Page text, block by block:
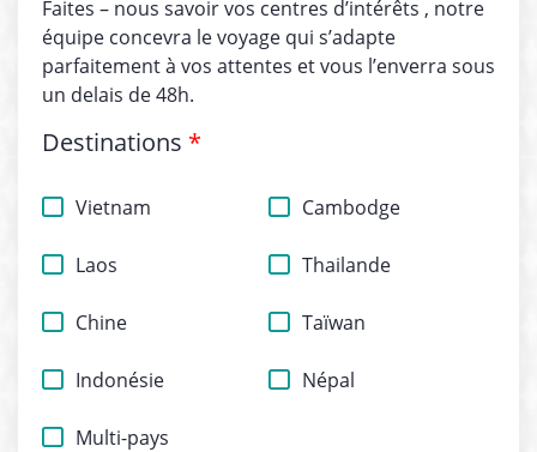
Faites – nous savoir vos centres d’intérêts , notre
équipe concevra le voyage qui s’adapte
parfaitement à vos attentes et vous l’enverra sous
un delais de 48h.
Destinations *
Vietnam Cambodge
Laos Thailande
Chine Taïwan
Indonésie Népal
Multi-pays